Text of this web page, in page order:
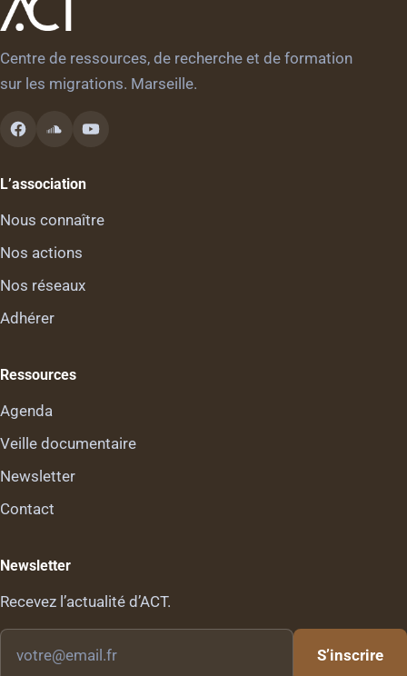
Centre de ressources, de recherche et de formation
sur les migrations. Marseille.
L’association
Nous connaître
Nos actions
Nos réseaux
Adhérer
Ressources
Agenda
Veille documentaire
Newsletter
Contact
Newsletter
Recevez l’actualité d’ACT.
email
S’inscrire